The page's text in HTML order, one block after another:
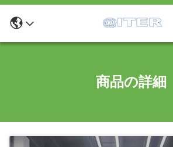
商品の詳細